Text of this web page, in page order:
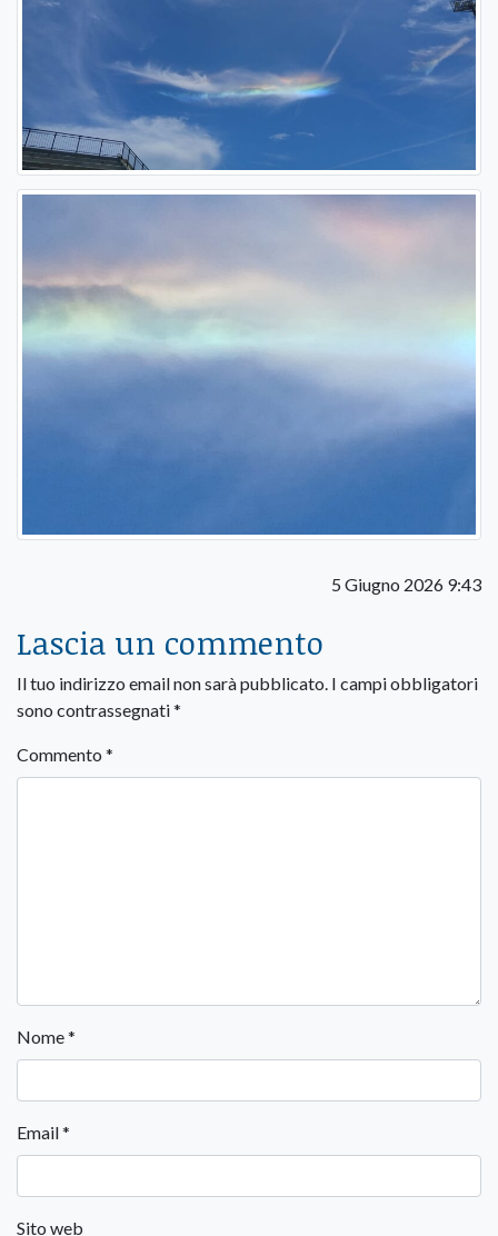
5 Giugno 2026 9:43
Lascia un commento
Il tuo indirizzo email non sarà pubblicato. I campi obbligatori
sono contrassegnati*
Commento *
Nome*
Email*
Sito web